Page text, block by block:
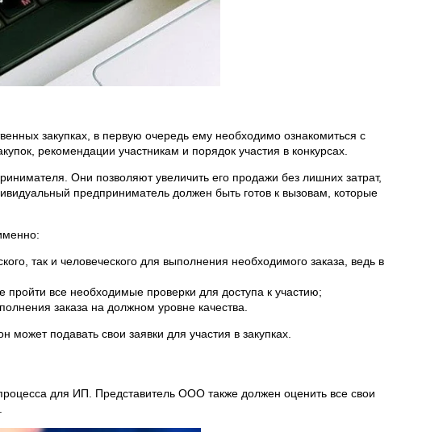
закупках, в первую очередь ему необходимо ознакомиться с
рекомендации участникам и порядок участия в конкурсах.
Они позволяют увеличить его продажи без лишних затрат,
предприниматель должен быть готов к вызовам, которые
так и человеческого для выполнения необходимого заказа, ведь в
пройти все необходимые проверки для доступа к участию;
заказа на должном уровне качества.
подавать свои заявки для участия в закупках.
для ИП. Представитель ООО также должен оценить все свои